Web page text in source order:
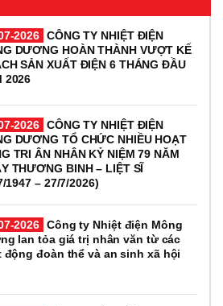
2026 CÔNG TY NHIỆT ĐIỆN
DƯƠNG HOÀN THÀNH VƯỢT KẾ
SẢN XUẤT ĐIỆN 6 THÁNG ĐẦU
2026
2026 CÔNG TY NHIỆT ĐIỆN
DƯƠNG TỔ CHỨC NHIỀU HOẠT
TRI ÂN NHÂN KỶ NIỆM 79 NĂM
THƯƠNG BINH – LIỆT SĨ
1947 – 27/7/2026)
2026 Công ty Nhiệt điện Mông
lan tỏa giá trị nhân văn từ các
động đoàn thể và an sinh xã hội